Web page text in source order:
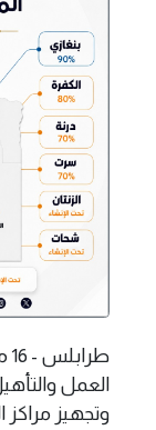
العمل
وتجهيز مراكز